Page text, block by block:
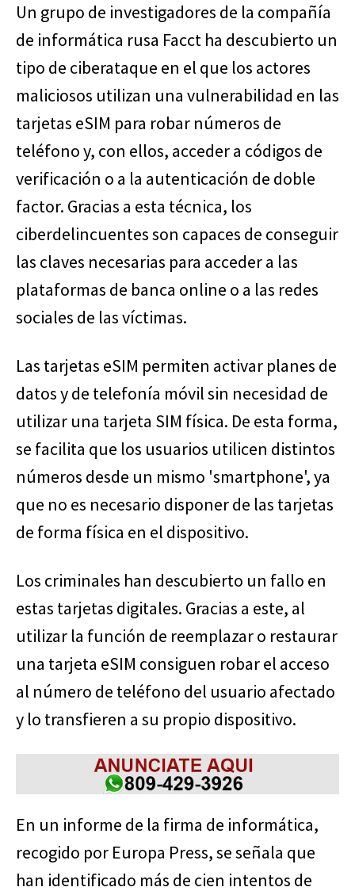
Un grupo de investigadores de la compañía
de informática rusa Facct ha descubierto un
tipo de ciberataque en el que los actores
maliciosos utilizan una vulnerabilidad en las
tarjetas eSIM para robar números de
teléfono y, con ellos, acceder a códigos de
verificación o a la autenticación de doble
factor. Gracias a esta técnica, los
ciberdelincuentes son capaces de conseguir
las claves necesarias para acceder a las
plataformas de banca online o a las redes
sociales de las víctimas.
Las tarjetas eSIM permiten activar planes de
datos y de telefonía móvil sin necesidad de
utilizar una tarjeta SIM física. De esta forma,
se facilita que los usuarios utilicen distintos
números desde un mismo 'smartphone', ya
que no es necesario disponer de las tarjetas
de forma física en el dispositivo.
Los criminales han descubierto un fallo en
estas tarjetas digitales. Gracias a este, al
utilizar la función de reemplazar o restaurar
una tarjeta eSIM consiguen robar el acceso
al número de teléfono del usuario afectado
y lo transfieren a su propio dispositivo.
En un informe de la firma de informática,
recogido por Europa Press, se señala que
han identificado más de cien intentos de